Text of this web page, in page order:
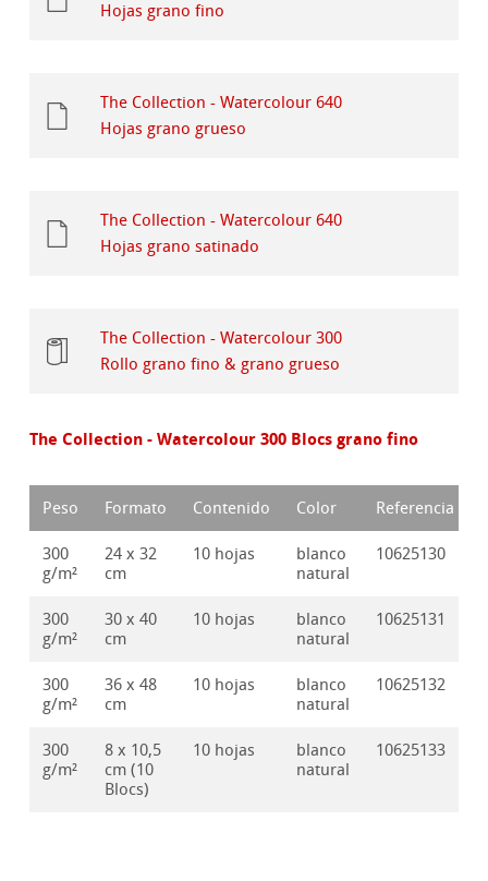
Hojas grano fino
The Collection - Watercolour 640
Hojas grano grueso
The Collection - Watercolour 640
Hojas grano satinado
The Collection - Watercolour 300
Rollo grano fino & grano grueso
The Collection - Watercolour 300 Blocs grano fino
Peso Formato Contenido Color Referencia
300
g/m²
24 x 32
cm
10 hojas
blanco
natural
10625130
300
g/m²
30 x 40
cm
10 hojas
blanco
natural
10625131
300
g/m²
36 x 48
cm
10 hojas
blanco
natural
10625132
300
g/m²
8 x 10,5
cm (10
Blocs)
10 hojas
blanco
natural
10625133